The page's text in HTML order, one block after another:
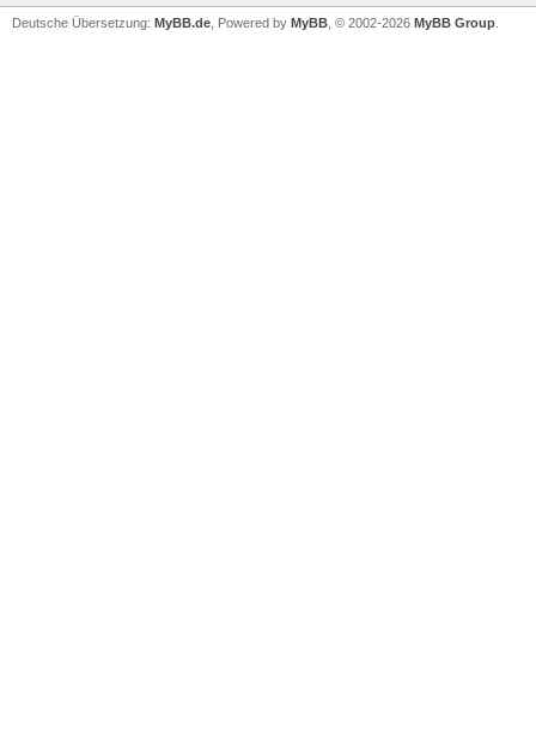
Deutsche Übersetzung: MyBB.de , Powered by MyBB , © 2002-2026 MyBB Group